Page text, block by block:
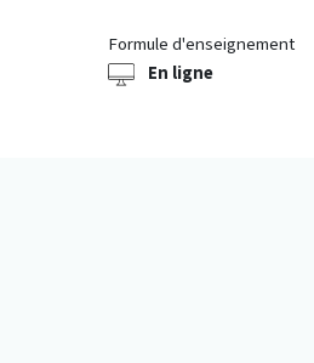
Formule d'enseignement
En ligne